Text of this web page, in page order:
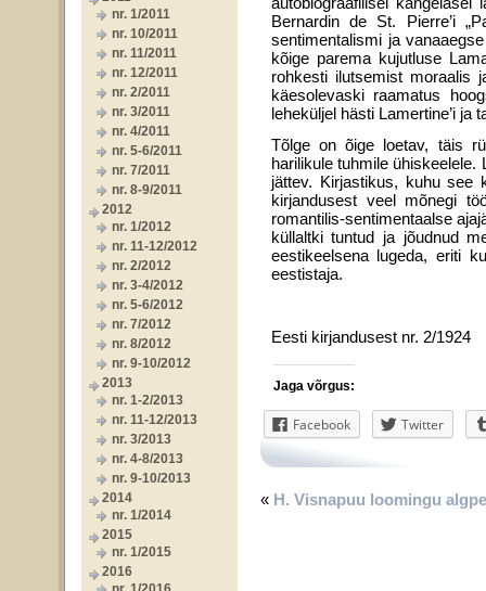
nr. 1/2011
nr. 10/2011
nr. 11/2011
nr. 12/2011
nr. 2/2011
nr. 3/2011
nr. 4/2011
nr. 5-6/2011
nr. 7/2011
nr. 8-9/2011
2012
nr. 1/2012
nr. 11-12/2012
nr. 2/2012
nr. 3-4/2012
nr. 5-6/2012
nr. 7/2012
nr. 8/2012
nr. 9-10/2012
2013
nr. 1-2/2013
nr. 11-12/2013
nr. 3/2013
nr. 4-8/2013
nr. 9-10/2013
2014
nr. 1/2014
2015
nr. 1/2015
2016
Bernardin de St. Pierre’i
sentimentalismi ja
kõige parema kujutluse
rohkesti ilutsemist moraalis
käesolevaski raamatus
leheküljel hästi Lamertine’i ja
Tõlge on õige loetav, täis
harilikule tuhmile
jättev. Kirjastikus, kuhu see
kirjandusest veel mõnegi
romantilis-sentimentaalse
küllaltki tuntud ja jõudnud
eestikeelsena lugeda, eriti
eestistaja.
Eesti kirjandusest nr. 2/1924
Jaga võrgus:
Facebook Twitter
« H. Visnapuu loomingu